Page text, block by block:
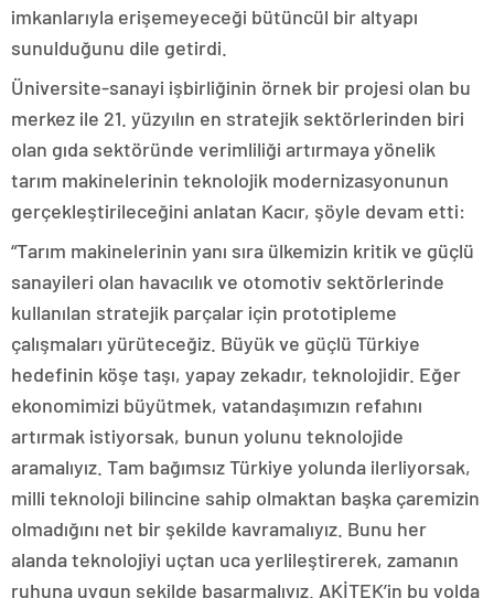
imkanlarıyla erişemeyeceği bütüncül bir altyapı
sunulduğunu dile getirdi.
Üniversite-sanayi işbirliğinin örnek bir projesi olan bu
merkez ile 21. yüzyılın en stratejik sektörlerinden biri
olan gıda sektöründe verimliliği artırmaya yönelik
tarım makinelerinin teknolojik modernizasyonunun
gerçekleştirileceğini anlatan Kacır, şöyle devam etti:
“Tarım makinelerinin yanı sıra ülkemizin kritik ve güçlü
sanayileri olan havacılık ve otomotiv sektörlerinde
kullanılan stratejik parçalar için prototipleme
çalışmaları yürüteceğiz. Büyük ve güçlü Türkiye
hedefinin köşe taşı, yapay zekadır, teknolojidir. Eğer
ekonomimizi büyütmek, vatandaşımızın refahını
artırmak istiyorsak, bunun yolunu teknolojide
aramalıyız. Tam bağımsız Türkiye yolunda ilerliyorsak,
milli teknoloji bilincine sahip olmaktan başka çaremizin
olmadığını net bir şekilde kavramalıyız. Bunu her
alanda teknolojiyi uçtan uca yerlileştirerek, zamanın
ruhuna uygun şekilde başarmalıyız. AKİTEK’in bu yolda